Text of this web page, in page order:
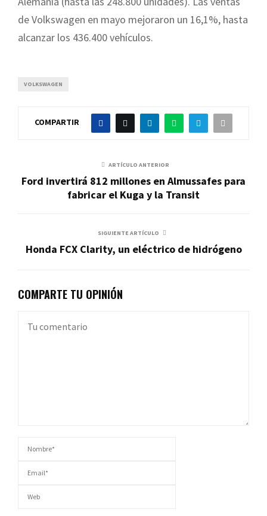
de Volkswagen en mayo mejoraron un 16,1%, hasta
alcanzar los 436.400 vehículos.
VOLKSWAGEN
COMPARTIR
ARTÍCULO ANTERIOR
Ford invertirá 812 millones en Almussafes para
fabricar el Kuga y la Transit
SIGUIENTE ARTÍCULO
Honda FCX Clarity, un eléctrico de hidrógeno
COMPARTE TU OPINIÓN